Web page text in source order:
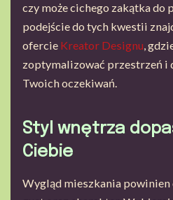
czy może cichego zakątka do
podejście do tych kwestii
ofercie Kreator Designu,
zoptymalizować przestrzeń i
Twoich oczekiwań.
Styl wnętrza
Ciebie
Wygląd mieszkania